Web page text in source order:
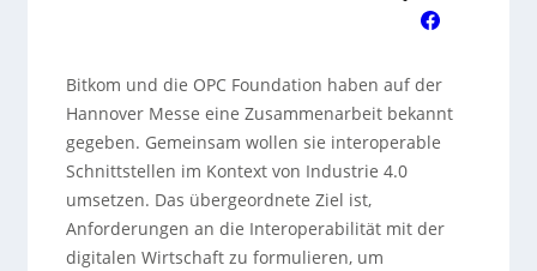
Bitkom und die OPC Foundation haben auf der
Hannover Messe eine Zusammenarbeit bekannt
gegeben. Gemeinsam wollen sie interoperable
Schnittstellen im Kontext von Industrie 4.0
umsetzen. Das übergeordnete Ziel ist,
Anforderungen an die Interoperabilität mit der
digitalen Wirtschaft zu formulieren, um